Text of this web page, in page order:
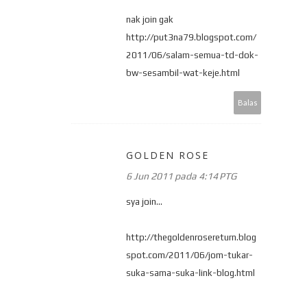
nak join gak
http://put3na79.blogspot.com/
2011/06/salam-semua-td-dok-
bw-sesambil-wat-keje.html
Balas
GOLDEN ROSE
6 Jun 2011 pada 4:14 PTG
sya join...
http://thegoldenrosereturn.blog
spot.com/2011/06/jom-tukar-
suka-sama-suka-link-blog.html